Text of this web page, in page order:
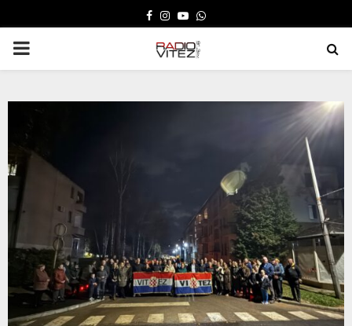
FACEBOOK
INSTAGRAM
YOUTUBE
WHATSAPP
PRIMARY